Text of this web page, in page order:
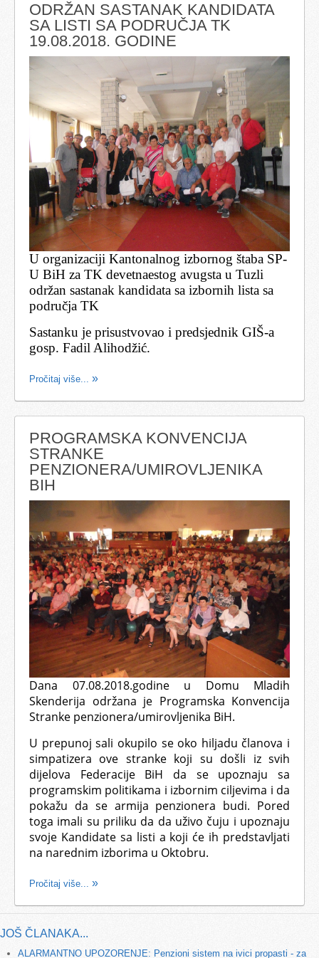
ODRŽAN SASTANAK KANDIDATA
SA LISTI SA PODRUČJA TK
19.08.2018. GODINE
U organizaciji Kantonalnog izbornog štaba SP-
U BiH za TK devetnaestog avugsta u Tuzli
održan sastanak kandidata sa izbornih lista sa
područja TK
Sastanku je prisustvovao i predsjednik GIŠ-a
gosp. Fadil Alihodžić.
Pročitaj više...
PROGRAMSKA KONVENCIJA
STRANKE
PENZIONERA/UMIROVLJENIKA
BIH
Dana 07.08.2018.godine u Domu Mladih
Skenderija održana je Programska Konvencija
Stranke penzionera/umirovljenika BiH.
U prepunoj sali okupilo se oko hiljadu članova i
simpatizera ove stranke koji su došli iz svih
dijelova Federacije BiH da se upoznaju sa
programskim politikama i izbornim ciljevima i da
pokažu da se armija penzionera budi. Pored
toga imali su priliku da da uživo čuju i upoznaju
svoje Kandidate sa listi a koji će ih predstavljati
na narednim izborima u Oktobru.
Pročitaj više...
JOŠ ČLANAKA...
ALARMANTNO UPOZORENJE: Penzioni sistem na ivici propasti - za